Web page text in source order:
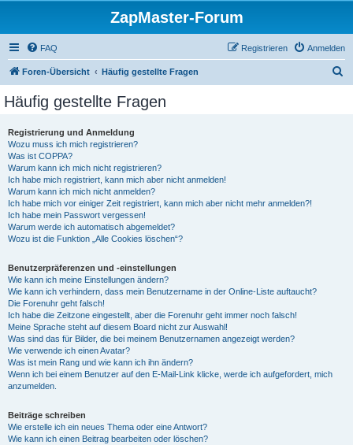
ZapMaster-Forum
FAQ Anmelden
Registrieren
Foren-Übersicht Häufig gestellte Fragen
Häufig gestellte Fragen
Registrierung und Anmeldung
Wozu muss ich mich registrieren?
Was ist COPPA?
Warum kann ich mich nicht registrieren?
Ich habe mich registriert, kann mich aber nicht anmelden!
Warum kann ich mich nicht anmelden?
Ich habe mich vor einiger Zeit registriert, kann mich aber nicht mehr anmelden?!
Ich habe mein Passwort vergessen!
Warum werde ich automatisch abgemeldet?
Wozu ist die Funktion „Alle Cookies löschen“?
Benutzerpräferenzen und -einstellungen
Wie kann ich meine Einstellungen ändern?
Wie kann ich verhindern, dass mein Benutzername in der Online-Liste auftaucht?
Die Forenuhr geht falsch!
Ich habe die Zeitzone eingestellt, aber die Forenuhr geht immer noch falsch!
Meine Sprache steht auf diesem Board nicht zur Auswahl!
Was sind das für Bilder, die bei meinem Benutzernamen angezeigt werden?
Wie verwende ich einen Avatar?
Was ist mein Rang und wie kann ich ihn ändern?
Wenn ich bei einem Benutzer auf den E-Mail-Link klicke, werde ich aufgefordert, mich
anzumelden.
Beiträge schreiben
Wie erstelle ich ein neues Thema oder eine Antwort?
Wie kann ich einen Beitrag bearbeiten oder löschen?